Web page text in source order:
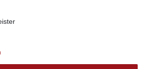
Widerrufs­formular